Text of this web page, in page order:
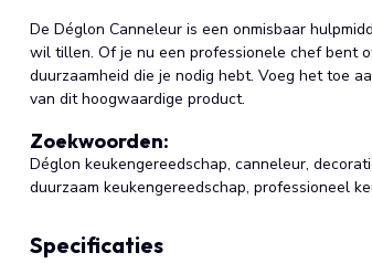
De Déglon Canneleur is een onmisbaar
wil tillen. Of je nu een professionele chef bent
duurzaamheid die je nodig hebt. Voeg het toe
van dit hoogwaardige product.
Zoekwoorden:
Déglon keukengereedschap, canneleur,
duurzaam keukengereedschap, professioneel
Specificaties